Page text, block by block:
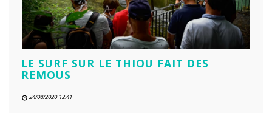
LE SURF SUR LE THIOU FAIT DES
REMOUS
24/08/2020 12:41